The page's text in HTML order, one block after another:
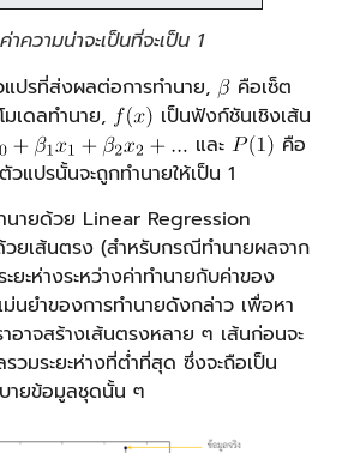
ความน่าจะเป็นที่จะเป็น 1
ปรที่ส่งผลต่อการทำนาย,
คือเซ็ต
เดลทำนาย,
เป็นฟังก์ชันเชิงเส้น
และ
คือ
วแปรนั้นจะถูกทำนายให้เป็น 1
นายด้วย Linear Regression
วยเส้นตรง (สำหรับกรณีทำนายผลจาก
ะห่างระหว่างค่าทำนายกับค่าของ
นยำของการทำนายดังกล่าว เพื่อหา
าอาจสร้างเส้นตรงหลาย ๆ เส้นก่อนจะ
วมระยะห่างที่ต่ำที่สุด ซึ่งจะถือเป็น
ายข้อมูลชุดนั้น ๆ